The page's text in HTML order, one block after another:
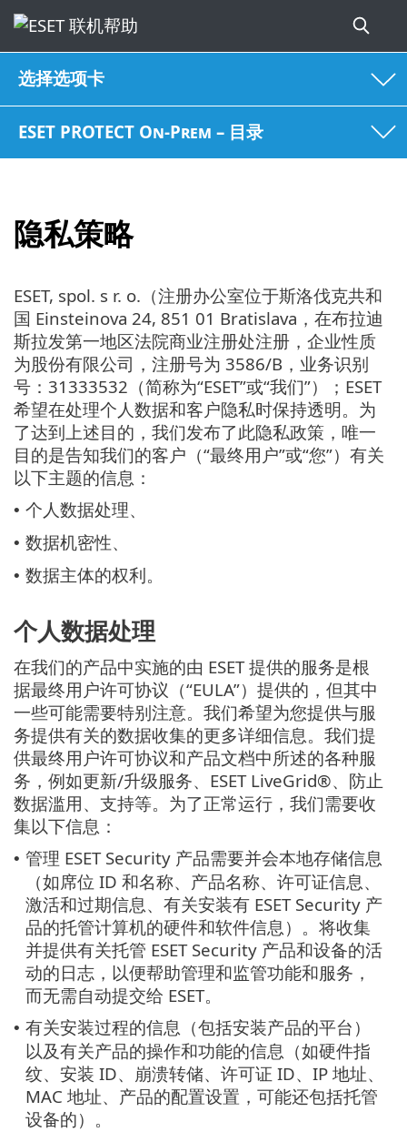
选择选项卡
ESET PROTECT On-Prem – 目录
隐私策略
ESET, spol. s r. o.（注册办公室位于斯洛伐克共和
国 Einsteinova 24, 851 01 Bratislava，在布拉迪
斯拉发第一地区法院商业注册处注册，企业性质
为股份有限公司，注册号为 3586/B，业务识别
号：31333532（简称为“ESET”或“我们”）；ESET
希望在处理个人数据和客户隐私时保持透明。为
了达到上述目的，我们发布了此隐私政策，唯一
目的是告知我们的客户（“最终用户”或“您”）有关
以下主题的信息：
• 个人数据处理、
• 数据机密性、
• 数据主体的权利。
个人数据处理
在我们的产品中实施的由 ESET 提供的服务是根
据最终用户许可协议（“EULA”）提供的，但其中
一些可能需要特别注意。我们希望为您提供与服
务提供有关的数据收集的更多详细信息。我们提
供最终用户许可协议和产品文档中所述的各种服
务，例如更新/升级服务、ESET LiveGrid®、防止
数据滥用、支持等。为了正常运行，我们需要收
集以下信息：
• 管理 ESET Security 产品需要并会本地存储信息
（如席位 ID 和名称、产品名称、许可证信息、
激活和过期信息、有关安装有 ESET Security 产
品的托管计算机的硬件和软件信息）。将收集
并提供有关托管 ESET Security 产品和设备的活
动的日志，以便帮助管理和监管功能和服务，
而无需自动提交给 ESET。
• 有关安装过程的信息（包括安装产品的平台）
以及有关产品的操作和功能的信息（如硬件指
纹、安装 ID、崩溃转储、许可证 ID、IP 地址、
MAC 地址、产品的配置设置，可能还包括托管
设备的）。